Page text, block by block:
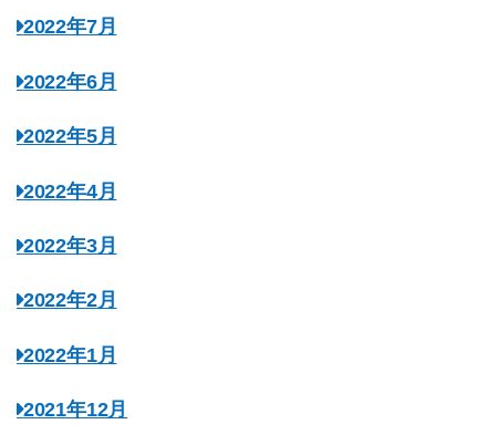
2022年7月
2022年6月
2022年5月
2022年4月
2022年3月
2022年2月
2022年1月
2021年12月